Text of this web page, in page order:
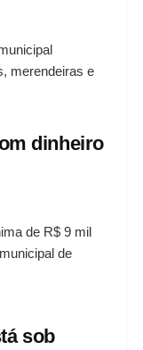
merendeiras e
dinheiro
de R$ 9 mil
de
sob